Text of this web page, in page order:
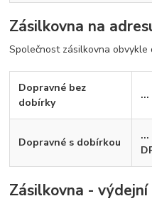
Zásilkovna na
Společnost zásilkovna obvykle
Dopravné bez
dobírky
...
Dopravné s dobírkou
...
Zásilkovna -